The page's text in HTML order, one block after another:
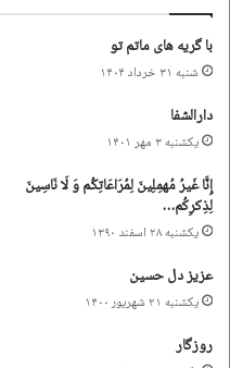
شعر مناجات امام زمان
با گریه های ماتم تو
شنبه ۳۱ خرداد ۱۴۰۴
دارالشفا
یکشنبه ۳ مهر ۱۴۰۱
إِنَّا غَیرُ مُهمِلِینَ لِمُرَاعَاتِکُم وَ لَا نَاسِینَ
لِذِکرِکُم…
یکشنبه ۲۸ اسفند ۱۳۹۰
عزیز دل حسین
یکشنبه ۲۱ شهریور ۱۴۰۰
روزگار